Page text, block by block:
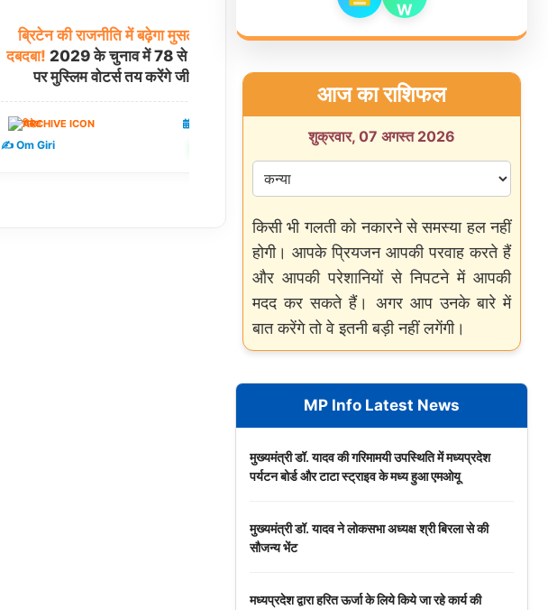
ब्रिटेन की राजनीति में बढ़ेगा मुसलमानों
का
दबदबा! 2029 के चुनाव में 78 से ज्यादा सीटों
पर मुस्लिम वोटर्स तय करेंगे जीत-हार
विदेश
✍️ Om Giri
पश्चिम एशिया संकट के बीच भारत का बड़ा कदम:
राजदूत नियुक्त
✍️ Om Giri
आज का राशिफल
शुक्रवार, 07 अगस्त 2026
किसी भी गलती को नकारने से समस्या हल नहीं
होगी। आपके प्रियजन आपकी परवाह करते हैं
और आपकी परेशानियों से निपटने में आपकी
मदद कर सकते हैं। अगर आप उनके बारे में
बात करेंगे तो वे इतनी बड़ी नहीं लगेंगी।
MP Info Latest News
मुख्यमंत्री डॉ. यादव की गरिमामयी उपस्थिति में मध्यप्रदेश
पर्यटन बोर्ड और टाटा स्ट्राइव के मध्य हुआ एमओयू
मुख्यमंत्री डॉ. यादव ने लोकसभा अध्यक्ष श्री बिरला से की
सौजन्य भेंट
मध्यप्रदेश द्वारा हरित ऊर्जा के लिये किये जा रहे कार्य की